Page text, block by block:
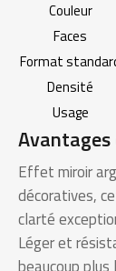
Couleur
Faces
Format
Densité
Usage
Effet miroir
décoratives,
clarté
Léger et